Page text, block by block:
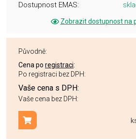
Dostupnost EMAS:
Zobrazit dostupnost na
Původně:
Cena po registraci:
Po registraci bez DPH:
Vaše cena s DPH:
Vaše cena bez DPH:
Přidat do košíku